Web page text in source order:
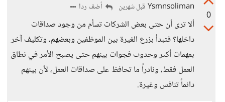
0
Ysmnsoliman قبل شهرين أضف ردا
ألا ترى أن حتى بعض الشركات تسأم من وجود صداقات
داخلها؟ فتبدأ بزرع الغيرة بين الموظفين وبعضهم، وتكليف آخر
بمهمات أكثر وحدوث فجوات بينهم حتى يصبح الأمر في نطاق
العمل فقط، ونادراً ما تحافظ على صداقات العمل، لأن بينهم
دائماً تنافس وغيرة.